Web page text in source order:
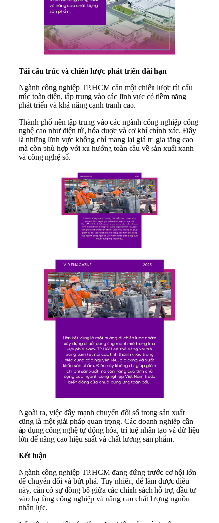
Tái cấu trúc và chiến lược phát triển dài hạn
Ngành công nghiệp TP.HCM cần một chiến lược tái cấu
trúc toàn diện, tập trung vào các lĩnh vực có tiềm năng
phát triển và khả năng cạnh tranh cao.
Thành phố nên tập trung vào các ngành công nghiệp công
nghệ cao như điện tử, hóa dược và cơ khí chính xác. Đây
là những lĩnh vực không chỉ mang lại giá trị gia tăng cao
mà còn phù hợp với xu hướng toàn cầu về sản xuất xanh
và công nghệ số.
Ngoài ra, việc đẩy mạnh chuyển đổi số trong sản xuất
cũng là một giải pháp quan trọng. Các doanh nghiệp cần
áp dụng công nghệ tự động hóa, trí tuệ nhân tạo và dữ liệu
lớn để nâng cao hiệu suất và chất lượng sản phẩm.
Kết luận
Ngành công nghiệp TP.HCM đang đứng trước cơ hội lớn
để chuyển đổi và bứt phá. Tuy nhiên, để làm được điều
này, cần có sự đồng bộ giữa các chính sách hỗ trợ, đầu tư
vào hạ tầng công nghiệp và nâng cao chất lượng nguồn
nhân lực.